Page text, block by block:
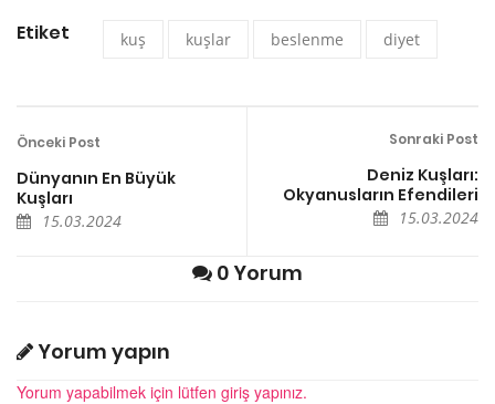
Etiket kuş kuşlar beslenme diyet
Önceki Post
Dünyanın En Büyük
Kuşları
15.03.2024
Sonraki Post
Deniz Kuşları:
Okyanusların Efendileri
15.03.2024
0 Yorum
Yorum yapın
Yorum yapabilmek için lütfen giriş yapınız.